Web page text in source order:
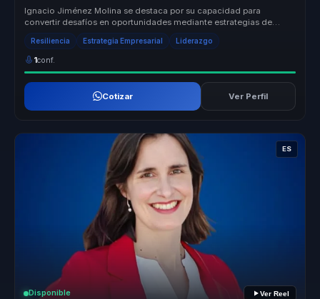
Ignacio Jiménez Molina se destaca por su capacidad para
convertir desafíos en oportunidades mediante estrategias de
marketing digital inn...
Resiliencia Estrategia Empresarial Liderazgo
1conf.
Cotizar Ver Perfil
ES
Disponible Ver Reel